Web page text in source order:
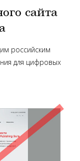
сайта
российским
для цифровых